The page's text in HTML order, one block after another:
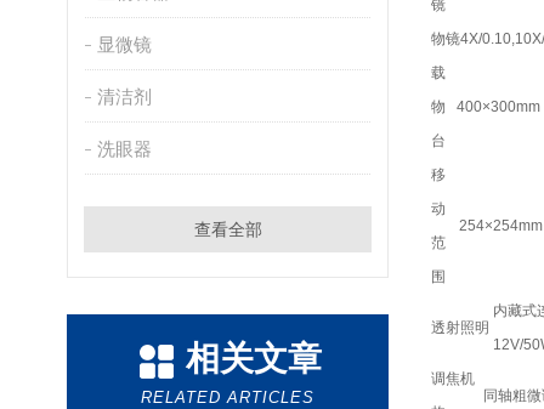
显微镜
清洁剂
洗眼器
查看全部
相关文章
RELATED ARTICLES
镜
物镜4X/
载
物
台
400×300mm
移
动
范
围
254×254mm
透射照明
内藏式
12V/
调焦机
同轴粗